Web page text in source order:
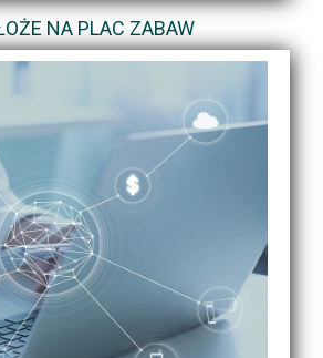
NA PLAC ZABAW